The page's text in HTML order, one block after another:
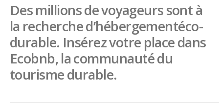
English
Spanish
French
Italiano
Des millions de voyageurs sont à
la recherche d’hébergementéco-
durable. Insérez votre place dans
Ecobnb, la communauté du
tourisme durable.